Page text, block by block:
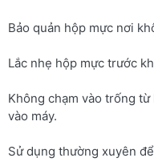
Bảo quản hộp mực nơi
Lắc nhẹ hộp mực trước
Không chạm vào trống
vào máy.
Sử dụng thường xuyên